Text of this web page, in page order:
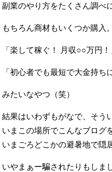
副業のやり方をたくさん調べ
もちろん商材もいくつか購入。
「楽して稼ぐ！ 月収○○万円！
「初心者でも最短で大金持ち
みたいなやつ（笑）
結果はいわずもがなで、そう
いまこの場所でこんなブログ
いまごろどこかの避暑地で隠
いやまぁー騙されたりもしま